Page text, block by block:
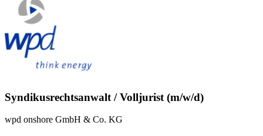
Syndikusrechtsanwalt / Volljurist (m/w/d)
wpd onshore GmbH & Co. KG